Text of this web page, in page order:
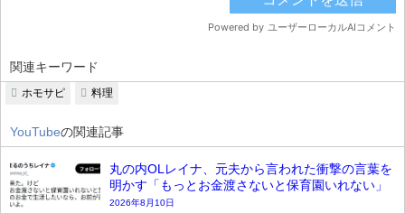
関連キーワード
ホモサピ 料理
YouTubeの関連記事
丸の内OLレイナ、元夫から言われた衝撃の言葉を
明かす「もっとお金渡さないと保育園いれない」
2026年8月10日